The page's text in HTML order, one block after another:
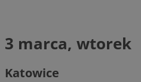
3 marca, wtorek
Katowice